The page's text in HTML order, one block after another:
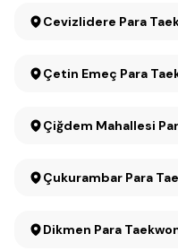
Cevizlidere Para
Çetin Emeç Para
Çiğdem Mahallesi
Çukurambar Para
Dikmen Para